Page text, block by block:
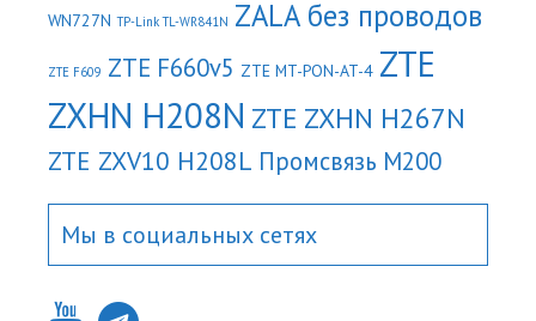
WN727N TP-Link TL-WR841N ZALA без проводов
ZTE F609 ZTE F660v5 ZTE MT-PON-AT-4 ZTE
ZXHN H208N ZTE ZXHN H267N
ZTE ZXV10 H208L Промсвязь М200
Мы в социальных сетях